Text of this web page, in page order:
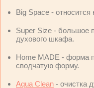
Big Space - относится
Super Size - большое
духового шкафа.
Home MADE - форма
сводчатую форму.
Aqua Clean - очистка